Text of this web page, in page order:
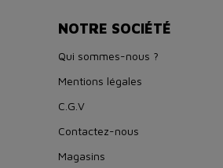
NOTRE SOCIÉTÉ
Qui sommes-nous ?
Mentions légales
C.G.V
Contactez-nous
Magasins